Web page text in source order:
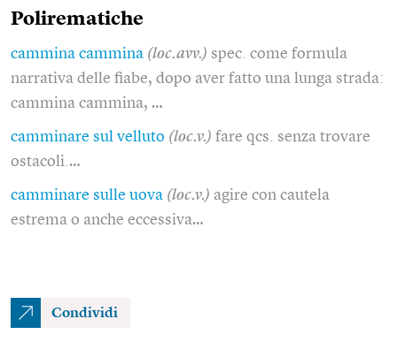
Polirematiche
cammina cammina (loc.avv.) spec. come formula
narrativa delle fiabe, dopo aver fatto una lunga strada:
cammina cammina, …
camminare sul velluto (loc.v.) fare qcs. senza trovare
ostacoli.…
camminare sulle uova (loc.v.) agire con cautela
estrema o anche eccessiva…
Condividi